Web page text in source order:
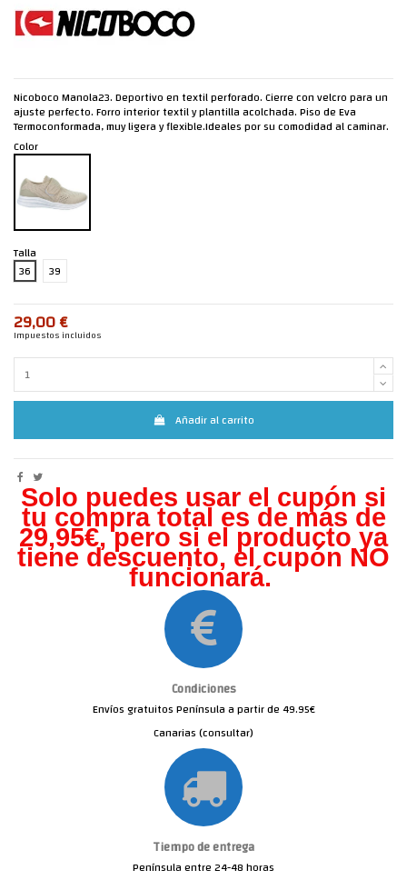
Nicoboco Manola23. Deportivo en textil perforado. Cierre con velcro para un
ajuste perfecto. Forro interior textil y plantilla acolchada. Piso de Eva
Termoconformada, muy ligera y flexible.Ideales por su comodidad al caminar.
Color
Talla
36
39
29,00 €
Impuestos incluidos
Añadir al carrito
Solo puedes usar el cupón si
tu compra total es de más de
29,95€, pero si el producto ya
tiene descuento, el cupón NO
funcionará.
Condiciones
Envíos gratuitos Península a partir de 49.95€
Canarias (consultar)
Tiempo de entrega
Península entre 24-48 horas